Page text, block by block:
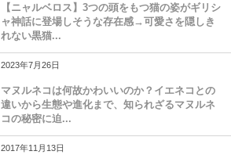
【ニャルベロス】3つの頭をもつ猫の姿がギリシ
ャ神話に登場しそうな存在感→可愛さを隠しき
れない黒猫...
2023年7月26日
マヌルネコは何故かわいいのか？イエネコとの
違いから生態や進化まで、知られざるマヌルネ
コの秘密に迫...
2017年11月13日